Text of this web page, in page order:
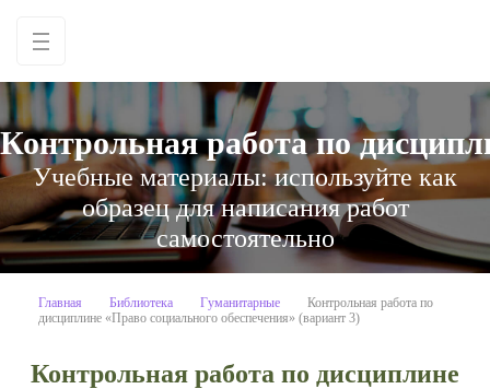
Контрольная работа по
Учебные материалы: используйте как
образец для написания работ
самостоятельно
Главная Библиотека Гуманитарные
Контрольная работа по
дисциплине «Право социального обеспечения» (вариант 3)
Контрольная работа по дисциплине